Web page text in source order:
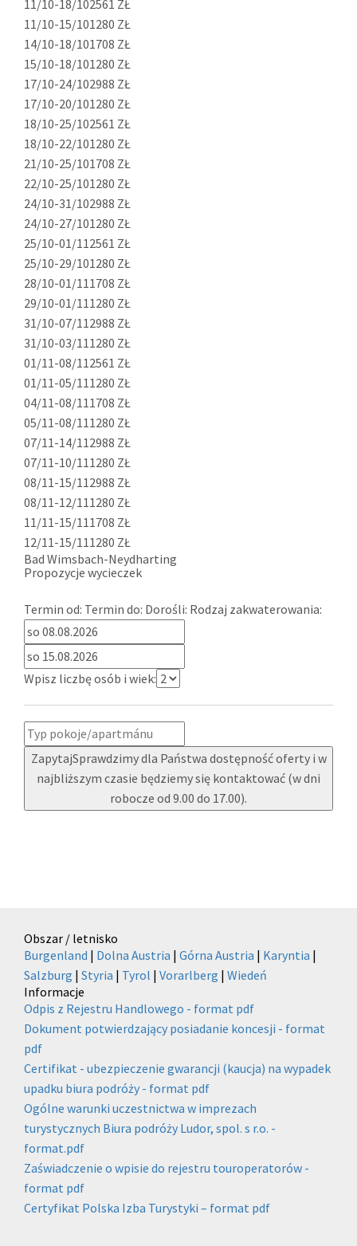
11/10-18/102561 ZŁ
11/10-15/101280 ZŁ
14/10-18/101708 ZŁ
15/10-18/101280 ZŁ
17/10-24/102988 ZŁ
17/10-20/101280 ZŁ
18/10-25/102561 ZŁ
18/10-22/101280 ZŁ
21/10-25/101708 ZŁ
22/10-25/101280 ZŁ
24/10-31/102988 ZŁ
24/10-27/101280 ZŁ
25/10-01/112561 ZŁ
25/10-29/101280 ZŁ
28/10-01/111708 ZŁ
29/10-01/111280 ZŁ
31/10-07/112988 ZŁ
31/10-03/111280 ZŁ
01/11-08/112561 ZŁ
01/11-05/111280 ZŁ
04/11-08/111708 ZŁ
05/11-08/111280 ZŁ
07/11-14/112988 ZŁ
07/11-10/111280 ZŁ
08/11-15/112988 ZŁ
08/11-12/111280 ZŁ
11/11-15/111708 ZŁ
12/11-15/111280 ZŁ
Bad Wimsbach-Neydharting
Propozycje wycieczek
Termin od: Termin do: Dorośli: Rodzaj zakwaterowania:
Wpisz liczbę osób i wiek:
ZapytajSprawdzimy dla Państwa dostępność oferty i w
najbliższym czasie będziemy się kontaktować (w dni
robocze od 9.00 do 17.00).
Obszar / letnisko
Burgenland | Dolna Austria | Górna Austria | Karyntia |
Salzburg | Styria | Tyrol | Vorarlberg | Wiedeń
Informacje
Odpis z Rejestru Handlowego - format pdf
Dokument potwierdzający posiadanie koncesji - format
pdf
Certifikat - ubezpieczenie gwarancji (kaucja) na wypadek
upadku biura podróży - format pdf
Ogólne warunki uczestnictwa w imprezach
turystycznych Biura podróży Ludor, spol. s r.o. -
format.pdf
Zaświadczenie o wpisie do rejestru touroperatorów -
format pdf
Certyfikat Polska Izba Turystyki – format pdf